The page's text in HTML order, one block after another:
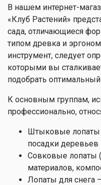
В нашем интернет-
«Клуб Растений»
сада, отличающиеся
типом древка и
инструмент, следует
которыми вы
подобрать
К основным группам,
профессионально,
Штыковые лопаты
посадки деревьев
Совковые лопаты
материалов,
Лопаты для снега